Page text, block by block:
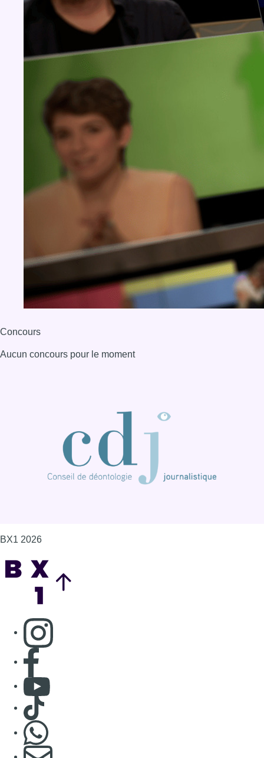
Aucun concours pour le moment
Consulter page Instagram
S'abonner à notre newsletter
Connaître BX1
Publicité
Offres d'emploi
Contact
Mentions légales
Politique de cookies (UE)
Gérer les cookies